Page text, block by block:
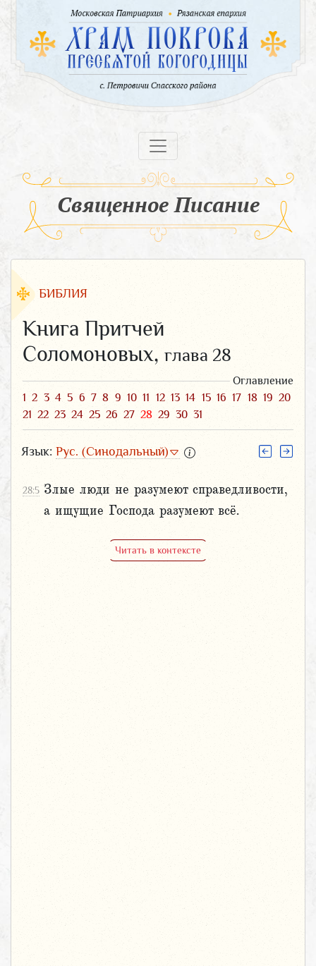
Священное Писание
БИБЛИЯ
Книга Притчей
Соломоновых, глава 28
Оглавление
1 2 3 4 5 6 7 8 9 10 11 12 13 14 15 16 17 18 19 20
21 22 23 24 25 26 27 28 29 30 31
Язык: Рус. (Синодальный)
28:5 Злые люди не разумеют справедливости,
а ищущие Господа разумеют всё.
Читать в контексте